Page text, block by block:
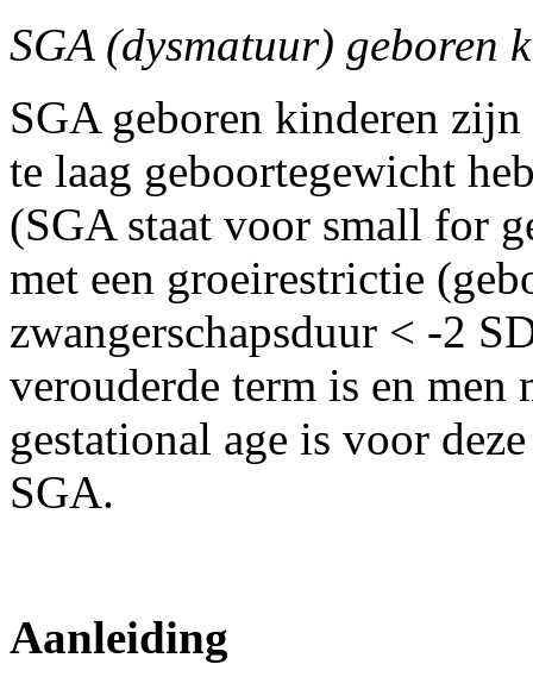
SGA (dysmatuur) geboren
SGA geboren kinderen
te laag geboortegewicht
(SGA staat voor small for
met een groeirestrictie
zwangerschapsduur < -2
verouderde term is en
gestational age is voor
SGA.
Aanleiding